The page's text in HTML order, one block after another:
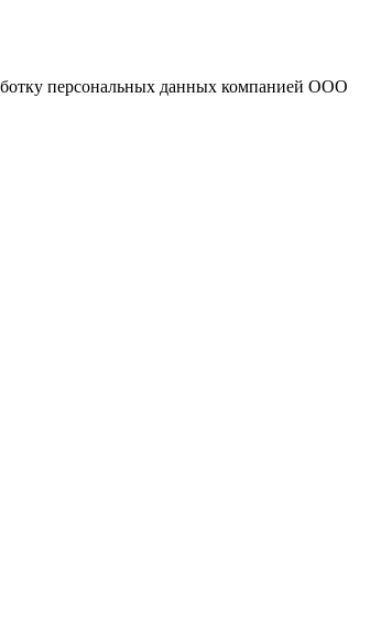
персональных данных компанией ООО